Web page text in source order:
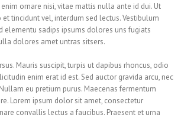
ornare nisi, vitae mattis nulla ante id dui. Ut
tincidunt vel, interdum sed lectus. Vestibulum
elementu sadips ipsums dolores uns fugiats
dolores amet untras sitsers.
Mauris suscipit, turpis ut dapibus rhoncus, odio
enim erat id est. Sed auctor gravida arcu, nec
eu pretium purus. Maecenas fermentum
Lorem ipsum dolor sit amet, consectetur
convallis lectus a faucibus. Praesent et urna